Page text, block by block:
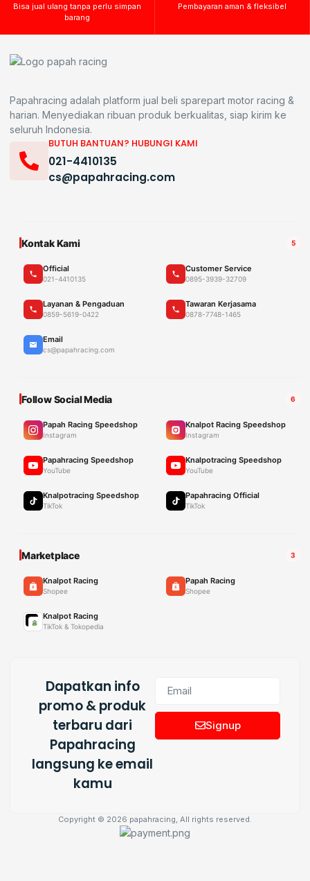
Bisa jual ulang tanpa perlu simpan
barang
Pembayaran aman & fleksibel
Papahracing adalah platform jual beli sparepart motor racing &
harian. Menyediakan ribuan produk berkualitas, siap kirim ke
seluruh Indonesia.
BUTUH BANTUAN? HUBUNGI KAMI
021-4410135
cs@papahracing.com
Kontak Kami 5
Official
021-4410135
Customer Service
0895-3939-32709
Layanan & Pengaduan
0859-5619-0422
Tawaran Kerjasama
0878-7748-1465
Email
cs@papahracing.com
Follow Social Media 6
Papah Racing Speedshop
Instagram
Knalpot Racing Speedshop
Instagram
Papahracing Speedshop
YouTube
Knalpotracing Speedshop
YouTube
Knalpotracing Speedshop
TikTok
Papahracing Official
TikTok
Marketplace 3
Knalpot Racing
Shopee
Papah Racing
Shopee
Knalpot Racing
TikTok & Tokopedia
Dapatkan info
promo & produk
terbaru dari
Papahracing
langsung ke email
kamu
Signup
Copyright © 2026 papahracing, All rights reserved.